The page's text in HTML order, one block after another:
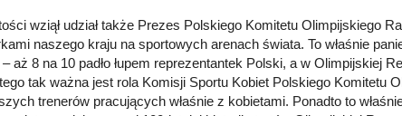
wziął udział także Prezes Polskiego Komitetu Olimpijskiego
naszego kraju na sportowych arenach świata. To właśnie
aż 8 na 10 padło łupem reprezentantek Polski, a w Olimpijskiej
tak ważna jest rola Komisji Sportu Kobiet Polskiego Komitetu
trenerów pracujących właśnie z kobietami. Ponadto to